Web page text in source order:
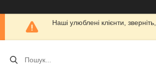
Наші улюблені клієнти,